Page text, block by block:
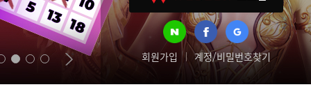
회원가입 계정/비밀번호찾기